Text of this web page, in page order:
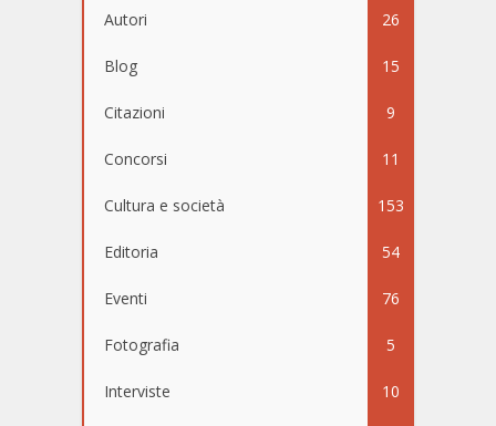
Autori 26
Blog 15
Citazioni 9
Concorsi 11
Cultura e società 153
Editoria 54
Eventi 76
Fotografia 5
Interviste 10